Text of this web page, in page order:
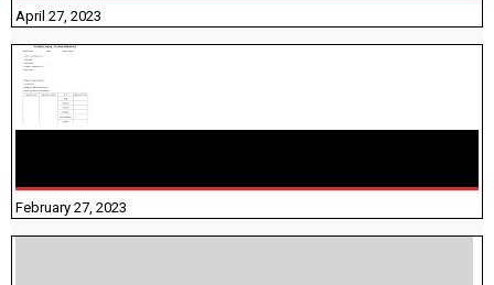
April 27, 2023
February 27, 2023